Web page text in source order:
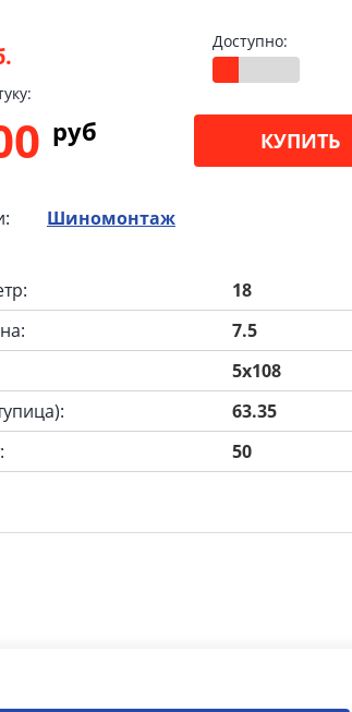
Доступно:
pуб КУПИТЬ
Шиномонтаж
18
7.5
5x108
63.35
50